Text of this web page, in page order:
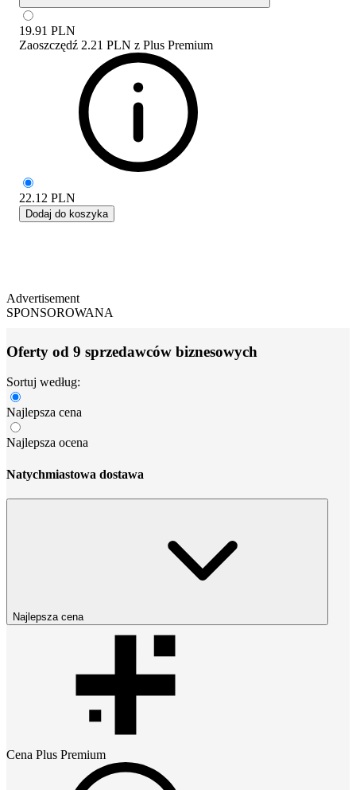
19.91 PLN
Zaoszczędź 2.21 PLN z Plus Premium
22.12 PLN
Dodaj do koszyka
Advertisement
SPONSOROWANA
Oferty od 9 sprzedawców biznesowych
Sortuj według:
Najlepsza cena
Najlepsza ocena
Natychmiastowa dostawa
Najlepsza cena
Cena Plus Premium